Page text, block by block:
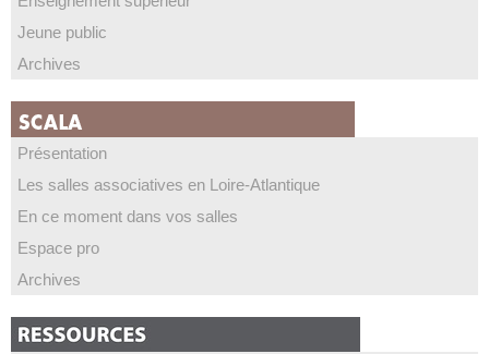
Jeune public
Archives
Présentation
Les salles associatives en Loire-Atlantique
En ce moment dans vos salles
Espace pro
Archives